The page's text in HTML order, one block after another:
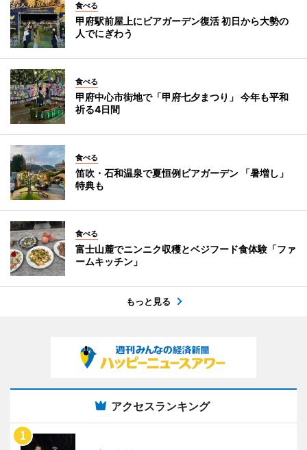
食べる
甲府駅前屋上にビアガーデン復活 初日から大勢の
人でにぎわう
食べる
甲府中心市街地で「甲府七夕まつり」 今年も平和
祈る4日間
食べる
笛吹・石和温泉で夏恒例ビアガーデン 「暑増し」
特典も
食べる
富士山麓でニンニク収穫とベジフード食体験「ファ
ームキッチン」
もっと見る
アクセスランキング